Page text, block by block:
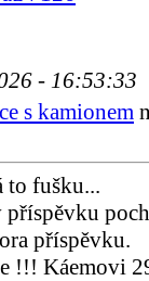
- 16:53:33
s kamionem
to fušku...
příspěvku
příspěvku.
!!! Káemovi